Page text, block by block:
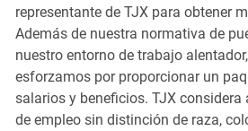
representante de TJX para obtener
Además de nuestra normativa de
nuestro entorno de trabajo
esforzamos por proporcionar un
salarios y beneficios. TJX
de empleo sin distinción de raza,